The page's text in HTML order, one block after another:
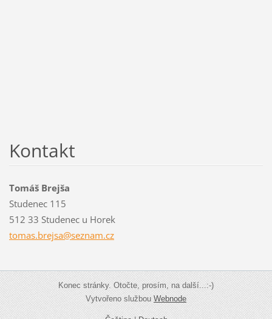
Kontakt
Tomáš Brejša
Studenec 115
512 33 Studenec u Horek
tomas.brejsa@seznam.cz
Konec stránky. Otočte, prosím, na další...:-)
Vytvořeno službouWebnode